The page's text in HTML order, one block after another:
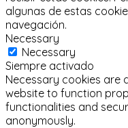
algunas de estas
navegación.
Necessary
Necessary
Siempre activado
Necessary cookies are
website to function
functionalities and
anonymously.